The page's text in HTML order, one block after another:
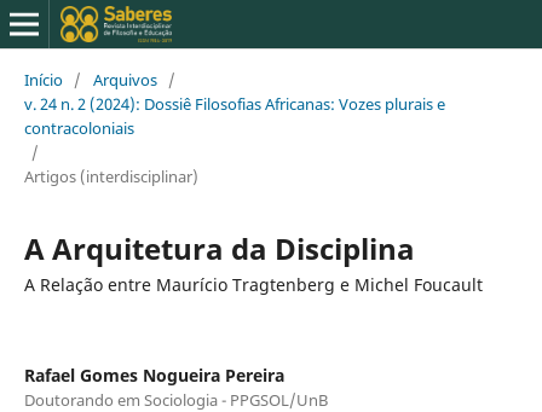
Início / Arquivos /
v. 24 n. 2 (2024): Dossiê Filosofias Africanas: Vozes plurais e
contracoloniais
/
Artigos (interdisciplinar)
A Arquitetura da Disciplina
A Relação entre Maurício Tragtenberg e Michel Foucault
Rafael Gomes Nogueira Pereira
Doutorando em Sociologia - PPGSOL/UnB